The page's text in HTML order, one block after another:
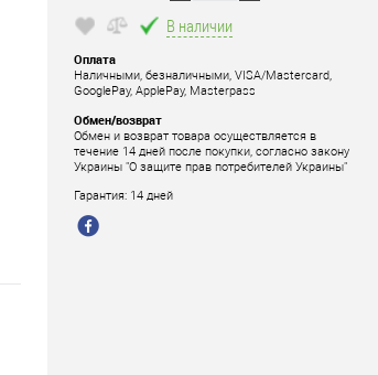
В наличии
Оплата
Наличными, безналичными, VISA/Mastercard,
GooglePay, ApplePay, Masterpass
Обмен/возврат
Обмен и возврат товара осуществляется в
течение 14 дней после покупки, согласно закону
Украины "О защите прав потребителей Украины"
Гарантия: 14 дней